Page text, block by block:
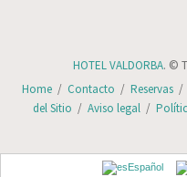
HOTEL VALDORBA. ©
Home/ Contacto / Reservas/
del Sitio / Aviso legal /
Español